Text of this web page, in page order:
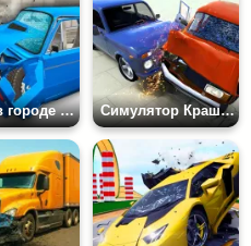
Бимка: в городе онлайн разрушения Симулятор Краш-Теста Автомобиля Бим Драйв